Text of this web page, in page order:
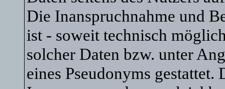
Die Inanspruchnahme und
ist - soweit technisch
solcher Daten bzw. unter
eines Pseudonyms